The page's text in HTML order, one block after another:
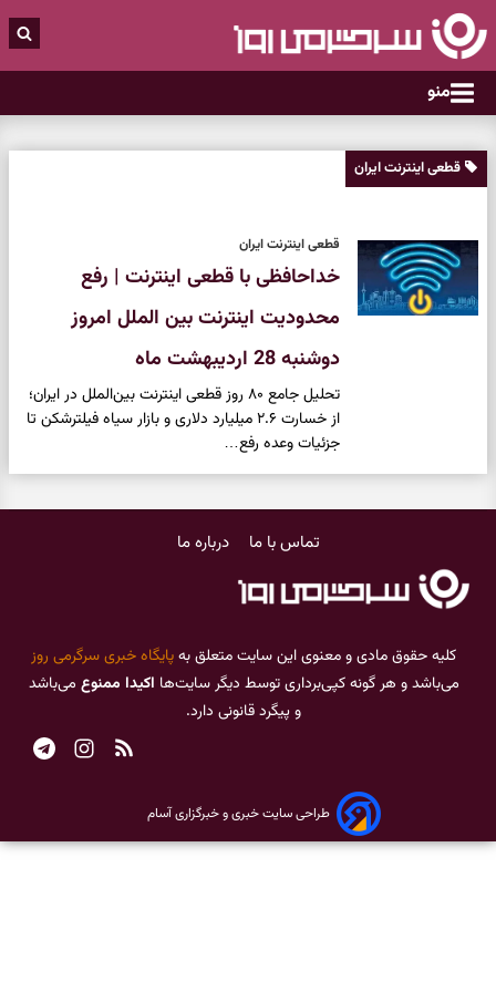
منو
قطعی اینترنت ایران
قطعی اینترنت ایران
خداحافظی با قطعی اینترنت | رفع
محدودیت اینترنت بین الملل امروز
دوشنبه 28 اردیبهشت ماه
تحلیل جامع ۸۰ روز قطعی اینترنت بین‌الملل در ایران؛
از خسارت ۲.۶ میلیارد دلاری و بازار سیاه فیلترشکن تا
جزئیات وعده رفع…
تماس با ما درباره ما
کلیه حقوق مادی و معنوی این سایت متعلق بهپایگاه خبری سرگرمی روز
می‌باشد و هر گونه کپی‌برداری توسط دیگر سایت‌ها اکیدا ممنوع می‌باشد
و پیگرد قانونی دارد.
طراحی سایت خبری و خبرگزاری آسام